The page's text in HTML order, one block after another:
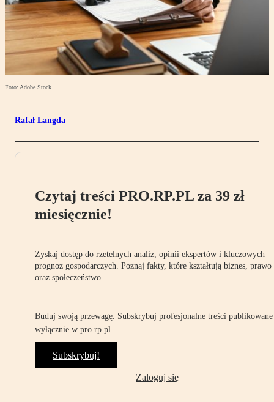
Foto: Adobe Stock
Rafał Langda
Czytaj treści PRO.RP.PL za 39 zł
miesięcznie!
Zyskaj dostęp do rzetelnych analiz, opinii ekspertów i kluczowych
prognoz gospodarczych. Poznaj fakty, które kształtują biznes, prawo
oraz społeczeństwo.
Buduj swoją przewagę. Subskrybuj profesjonalne treści publikowane
wyłącznie w pro.rp.pl.
Subskrybuj!
Zaloguj się